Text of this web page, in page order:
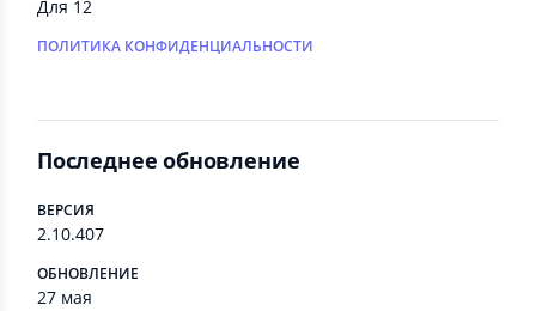
Для 12
ПОЛИТИКА КОНФИДЕНЦИАЛЬНОСТИ
Последнее обновление
ВЕРСИЯ
2.10.407
ОБНОВЛЕНИЕ
27 мая